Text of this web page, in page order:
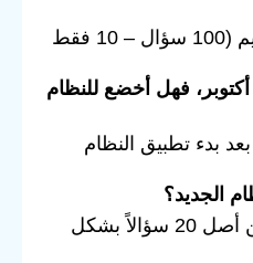
✅ لا، سيُطبّق النظام القديم (100 سؤال – 10 فقط
❓ إذا كان امتحاني بعد 21 أكتوبر، فهل أخضع للنظام
بدء تطبيق النظام
الجديد؟
✅ يجب الإجابة عن 12 من أصل 20 سؤالاً بشكل